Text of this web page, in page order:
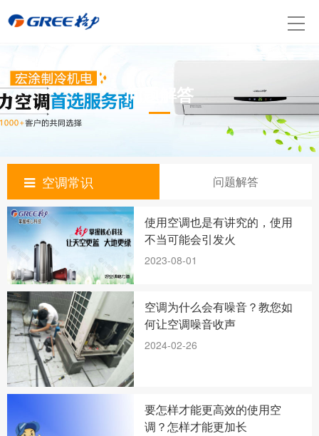
问题解答
空调常识 问题解答
使用空调也是有讲究的，使用
不当可能会引发火
2023-08-01
空调为什么会有噪音？教您如
何让空调噪音收声
2024-02-26
要怎样才能更高效的使用空
调？怎样才能更加长